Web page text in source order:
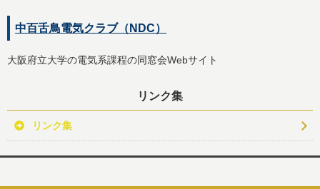
中百舌鳥電気クラブ（NDC）
大阪府立大学の電気系課程の同窓会Webサイト
リンク集
リンク集